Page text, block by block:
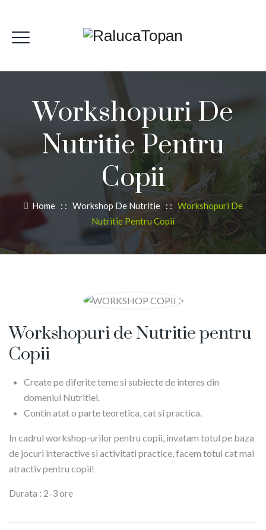
Workshopuri De
Nutritie Pentru
Copii
Home : : Workshop De Nutritie : :Workshopuri De
Nutritie Pentru Copii
Workshopuri de Nutritie pentru
Copii
Create pe diferite teme si subiecte de interes din
domeniul Nutritiei.
Contin atat o parte teoretica, cat si practica.
In cadrul workshop-urilor pentru copii, invatam totul pe baza
de jocuri interactive si activitati practice, facem totul cat mai
atractiv pentru copii!
Durata : 2-3 ore